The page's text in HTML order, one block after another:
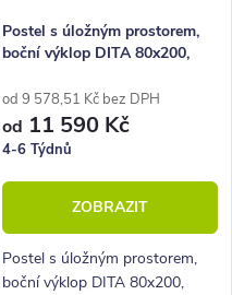
Postel s úložným prostorem,
boční výklop DITA 80x200,
od 9 578,51 Kč bez DPH
od 11 590 Kč
4-6 Týdnů
ZOBRAZIT
Postel s úložným prostorem,
boční výklop DITA 80x200,